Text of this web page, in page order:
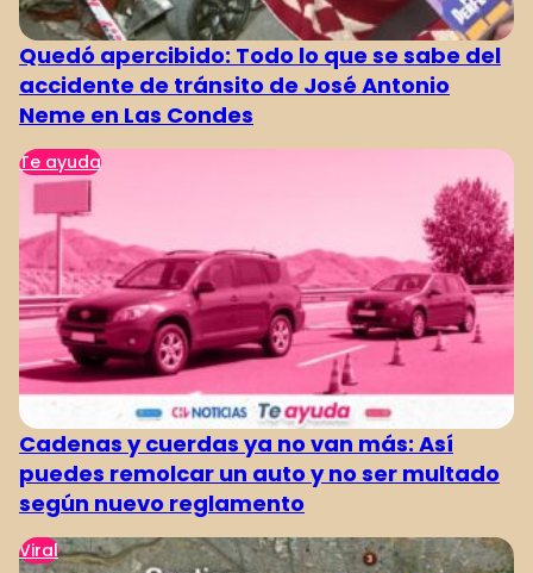
Quedó apercibido: Todo lo que se sabe del
accidente de tránsito de José Antonio
Neme en Las Condes
Te ayuda
Cadenas y cuerdas ya no van más: Así
puedes remolcar un auto y no ser multado
según nuevo reglamento
Viral